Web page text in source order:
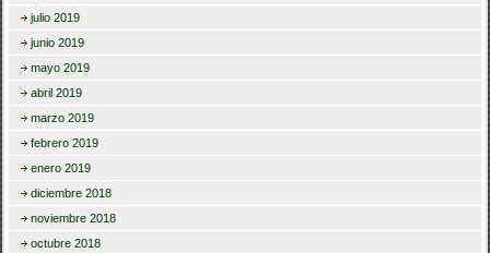
julio 2019
junio 2019
mayo 2019
abril 2019
marzo 2019
febrero 2019
enero 2019
diciembre 2018
noviembre 2018
octubre 2018